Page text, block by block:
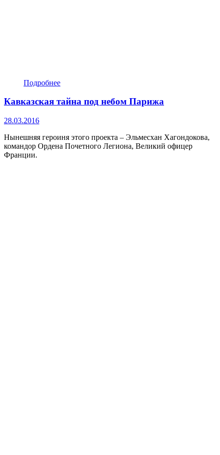
Подробнее
Кавказская тайна под небом Парижа
28.03.2016
Нынешняя героиня этого проекта – Эльмесхан Хагондокова,
командор Ордена Почетного Легиона, Великий офицер
Франции.